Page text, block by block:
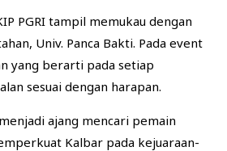
PGRI tampil memukau dengan
Univ. Panca Bakti. Pada event
yang berarti pada setiap
sesuai dengan harapan.
ajang mencari pemain
Kalbar pada kejuaraan-